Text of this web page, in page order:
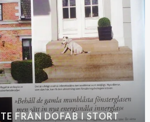
FRÅN DOFAB I STORT